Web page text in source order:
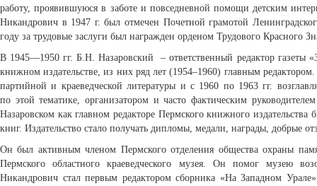
работу, проявившуюся в заботе и повседневной помощи детским
Никандрович в 1947 г. был отмечен Почетной грамотой
году за трудовые заслуги был награжден орденом Трудового Красного
В 1945—1950 гг. Б.Н. Назаровский – ответственный редактор газеты
книжном издательстве, из них ряд лет (1954–1960) главным
партийной и краеведческой литературы и с 1960 по 1963 гг.
по этой тематике, организатором и часто фактическим
Назаровском как главном редакторе Пермского книжного
книг. Издательство стало получать дипломы, медали, награды, добрые
Он был активным членом Пермского отделения общества охраны
Пермского областного краеведческого музея. Он помог музею
Никандрович стал первым редактором сборника «На Западном